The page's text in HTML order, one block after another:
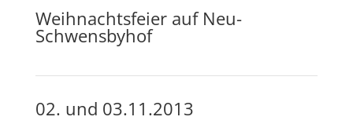
Weihnachtsfeier auf Neu-
Schwensbyhof
02. und 03.11.2013